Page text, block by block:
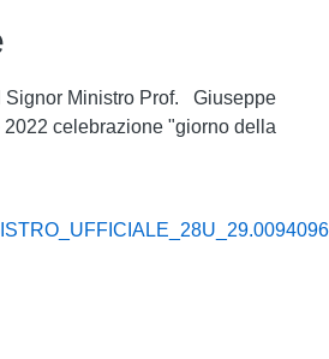
Signor Ministro Prof. Giuseppe
celebrazione "giorno della